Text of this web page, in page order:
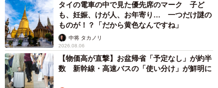
タイの電車の中で見た優先席のマーク 子ど
も、妊娠、けが人、お年寄り… 一つだけ謎の
ものが！？「だから黄色なんですね」
中将 タカノリ
2026.08.06
【物価高が直撃】お盆帰省「予定なし」が約半
数 新幹線・高速バスの「使い分け」が鮮明に